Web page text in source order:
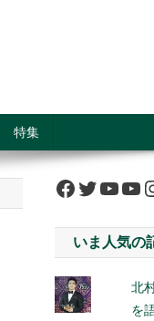
特集
Facebook
Twitter
いま人気の
北
を